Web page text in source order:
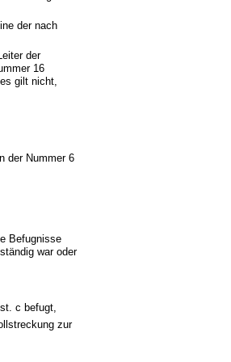
der nach
der
16
gilt nicht,
der Nummer 6
Befugnisse
war oder
c befugt,
zur